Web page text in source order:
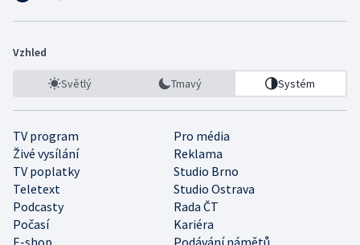
Vzhled
Světlý Tmavý Systém
TV program
Pro média
Živé vysílání
Reklama
TV poplatky
Studio Brno
Teletext
Studio Ostrava
Podcasty
Rada ČT
Počasí
Kariéra
E-shop
Podávání námětů